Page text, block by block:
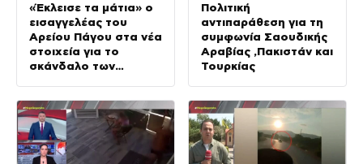
«Έκλεισε τα μάτια» ο
εισαγγελέας του
Αρείου Πάγου στα νέα
στοιχεία για το
σκάνδαλο των
Πολιτική
αντιπαράθεση για τη
συμφωνία Σαουδικής
Αραβίας ,Πακιστάν και
Τουρκίας